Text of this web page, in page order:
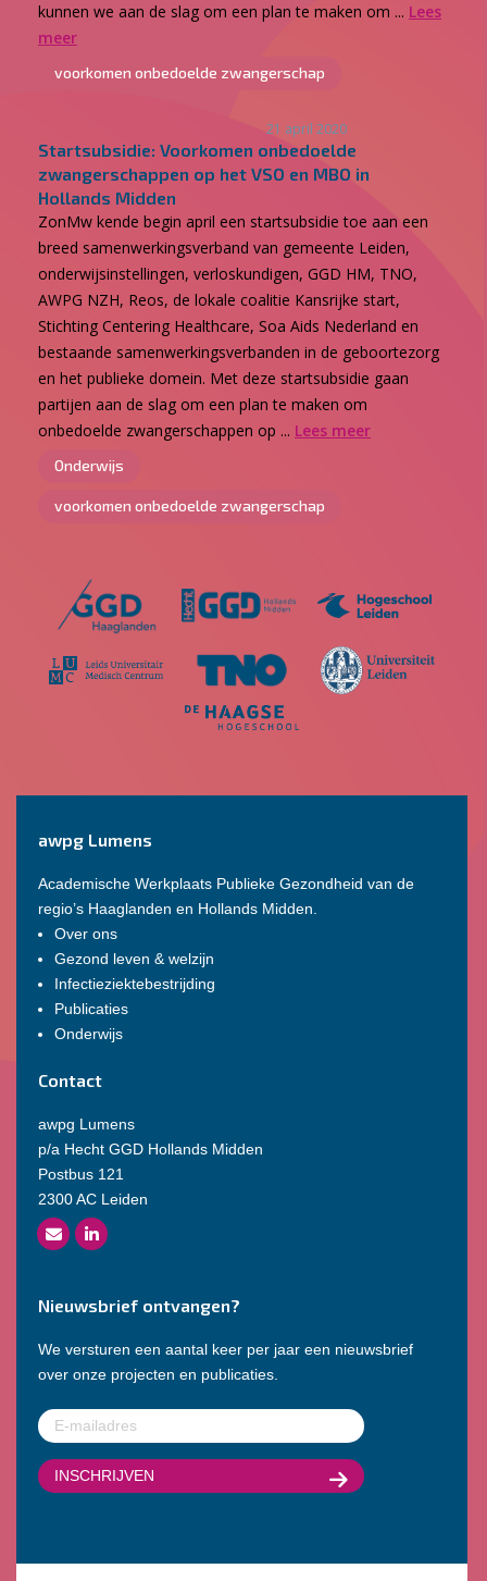
kunnen we aan de slag om een plan te maken om ... Lees
meer
voorkomen onbedoelde zwangerschap
21 april 2020
Startsubsidie: Voorkomen onbedoelde
zwangerschappen op het VSO en MBO in
Hollands Midden
ZonMw kende begin april een startsubsidie toe aan een
breed samenwerkingsverband van gemeente Leiden,
onderwijsinstellingen, verloskundigen, GGD HM, TNO,
AWPG NZH, Reos, de lokale coalitie Kansrijke start,
Stichting Centering Healthcare, Soa Aids Nederland en
bestaande samenwerkingsverbanden in de geboortezorg
en het publieke domein. Met deze startsubsidie gaan
partijen aan de slag om een plan te maken om
onbedoelde zwangerschappen op ... Lees meer
Onderwijs
voorkomen onbedoelde zwangerschap
awpg Lumens
Academische Werkplaats Publieke Gezondheid van de
regio’s Haaglanden en Hollands Midden.
Over ons
Gezond leven & welzijn
Infectieziektebestrijding
Publicaties
Onderwijs
Contact
awpg Lumens
p/a Hecht GGD Hollands Midden
Postbus 121
2300 AC Leiden
Nieuwsbrief ontvangen?
We versturen een aantal keer per jaar een nieuwsbrief
over onze projecten en publicaties.
E-
mailadres(Vereist)